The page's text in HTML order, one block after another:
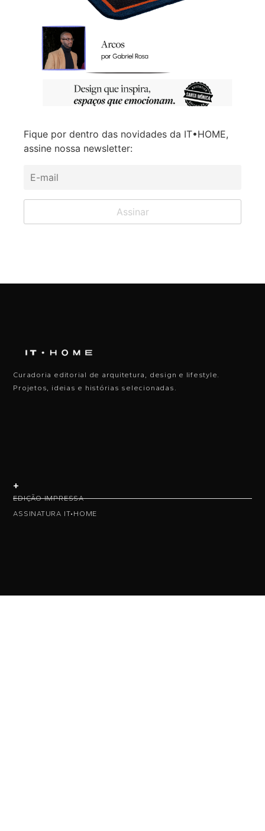
Fique por dentro das novidades da IT•HOME,
assine nossa newsletter:
Curadoria editorial de arquitetura, design e lifestyle.
Projetos, ideias e histórias selecionadas.
+
EDIÇÃO IMPRESSA
ASSINATURA IT•HOME